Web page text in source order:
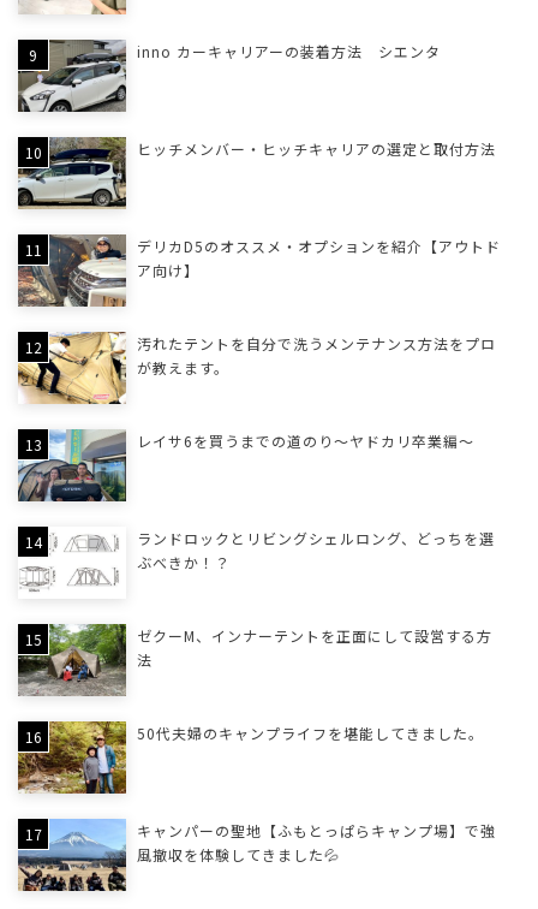
inno カーキャリアーの装着方法 シエンタ
ヒッチメンバー・ヒッチキャリアの選定と取付方法
デリカD5のオススメ・オプションを紹介【アウトド
ア向け】
汚れたテントを自分で洗うメンテナンス方法をプロ
が教えます。
レイサ6を買うまでの道のり〜ヤドカリ卒業編〜
ランドロックとリビングシェルロング、どっちを選
ぶべきか！？
ゼクーM、インナーテントを正面にして設営する方
法
50代夫婦のキャンプライフを堪能してきました。
キャンパーの聖地【ふもとっぱらキャンプ場】で強
風撤収を体験してきました💦